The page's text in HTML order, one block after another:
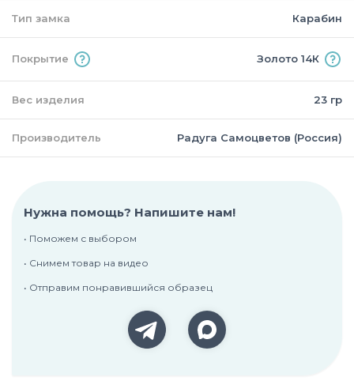
Тип замка Карабин
Покрытие Золото 14К
Вес изделия 23 гр
Производитель Радуга Самоцветов (Россия)
Нужна помощь? Напишите нам!
• Поможем с выбором
• Снимем товар на видео
• Отправим понравившийся образец